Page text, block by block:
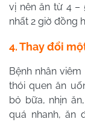
vị nên ăn từ 4 –
nhất 2 giờ đồng
4. Thay đổi
Bệnh nhân
thói quen ăn
bỏ bữa, nhịn
quá nhanh, ăn